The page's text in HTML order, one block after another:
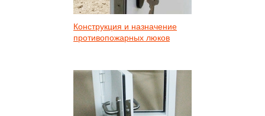
Конструкция и назначение
противопожарных люков